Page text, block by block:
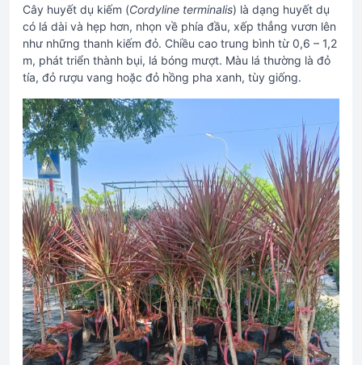
Cây huyết dụ kiếm (Cordyline terminalis) là dạng huyết dụ
có lá dài và hẹp hơn, nhọn về phía đầu, xếp thẳng vươn lên
như những thanh kiếm đỏ. Chiều cao trung bình từ 0,6 – 1,2
m, phát triển thành bụi, lá bóng mượt. Màu lá thường là đỏ
tía, đỏ rượu vang hoặc đỏ hồng pha xanh, tùy giống.